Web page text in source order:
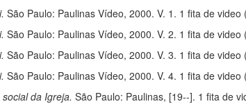
. São Paulo: Paulinas Vídeo, 2000. V. 1. 1 fita de
São Paulo: Paulinas Vídeo, 2000. V. 2. 1 fita de video
São Paulo: Paulinas Vídeo, 2000. V. 3. 1 fita de video
São Paulo: Paulinas Vídeo, 2000. V. 4. 1 fita de video
da Igreja. São Paulo: Paulinas, [19--]. 1 fita de